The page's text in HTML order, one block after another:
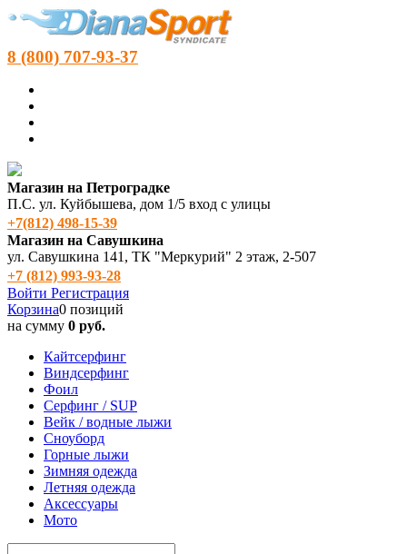
8 (800) 707-93-37
Магазин на Петроградке
П.С. ул. Куйбышева, дом 1/5 вход с улицы
+7(812) 498‑15-39
Магазин на Савушкина
ул. Савушкина 141, ТК "Меркурий" 2 этаж, 2-507
+7 (812) 993-93-28
Войти Регистрация
Корзина0 позиций
на сумму 0 руб.
Кайтсерфинг
Виндсерфинг
Фоил
Серфинг / SUP
Вейк / водные лыжи
Сноуборд
Горные лыжи
Зимняя одежда
Летняя одежда
Аксессуары
Мото